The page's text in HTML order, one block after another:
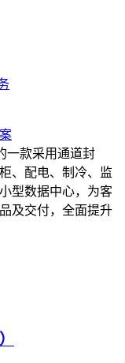
一款采用通道封
、配电、制冷、监
型数据中心，为客
及交付，全面提升